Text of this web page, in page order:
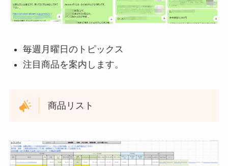
毎週月曜日のトピックス
注目商品を案内します。
商品リスト